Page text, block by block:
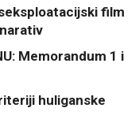
film
Memorandum 1 i
huliganske